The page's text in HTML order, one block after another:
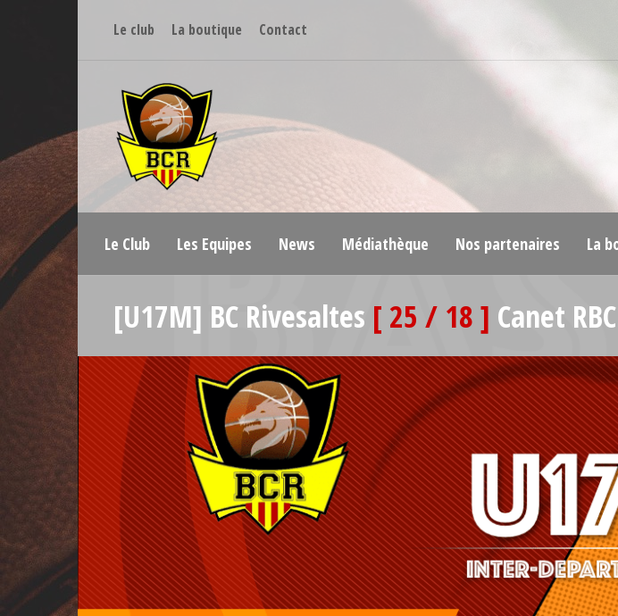
Le club La boutique Contact
Le Club Les Equipes News Médiathèque Nos partenaires La
[U17M] BC Rivesaltes [ 25 / 18 ] Canet RBC